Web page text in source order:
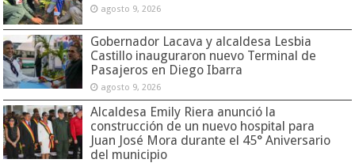
agosto 9, 2026
Gobernador Lacava y alcaldesa Lesbia
Castillo inauguraron nuevo Terminal de
Pasajeros en Diego Ibarra
agosto 9, 2026
Alcaldesa Emily Riera anunció la
construcción de un nuevo hospital para
Juan José Mora durante el 45° Aniversario
del municipio